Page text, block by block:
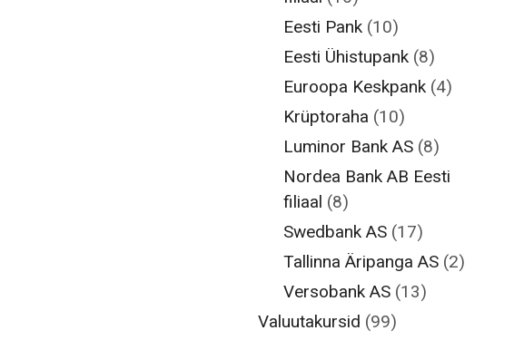
Eesti Pank (10)
Eesti Ühistupank (8)
Euroopa Keskpank (4)
Krüptoraha (10)
Luminor Bank AS (8)
Nordea Bank AB Eesti
filiaal (8)
Swedbank AS (17)
Tallinna Äripanga AS (2)
Versobank AS (13)
Valuutakursid (99)